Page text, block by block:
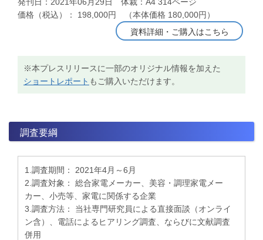
価格（税込）： 198,000円 （本体価格 180,000円）
資料詳細・ご購入はこちら
※本プレスリリースに一部のオリジナル情報を加えた
ショートレポート もご購入いただけます。
調査要綱
1.調査期間： 2021年4月～6月
2.調査対象： 総合家電メーカー、美容・調理家電メー
カー、小売等、家電に関係する企業
3.調査方法： 当社専門研究員による直接面談（オンライ
ン含）、電話によるヒアリング調査、ならびに文献調査
併用